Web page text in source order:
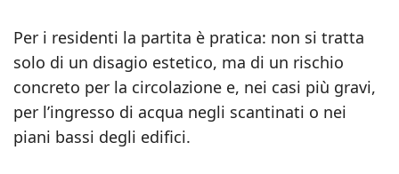
Per i residenti la partita è pratica: non si tratta
solo di un disagio estetico, ma di un rischio
concreto per la circolazione e, nei casi più gravi,
per l’ingresso di acqua negli scantinati o nei
piani bassi degli edifici.